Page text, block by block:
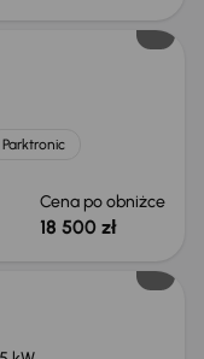
Parktronic
Cena po obniżce
18 500 zł